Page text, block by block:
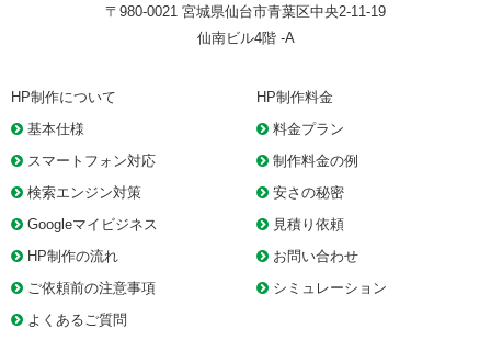
〒980-0021 宮城県仙台市青葉区中央2-11-19
仙南ビル4階 -A
HP制作について
基本仕様
スマートフォン対応
検索エンジン対策
Googleマイビジネス
HP制作の流れ
ご依頼前の注意事項
よくあるご質問
HP制作料金
料金プラン
制作料金の例
安さの秘密
見積り依頼
お問い合わせ
シミュレーション